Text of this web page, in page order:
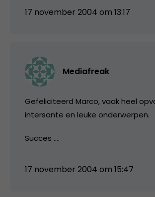
17 november 2004 om 13:17
Mediafreak
Gefeliciteerd Marco, vaak heel
intersante en leuke onderwerpen.
Succes ….
17 november 2004 om 15:47